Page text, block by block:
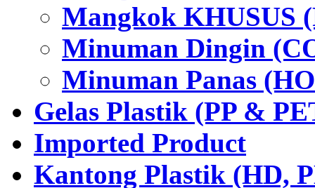
Mangkok KHUSUS
Minuman Dingin
Minuman Panas
Gelas Plastik (PP &
Imported Product
Kantong Plastik (HD,